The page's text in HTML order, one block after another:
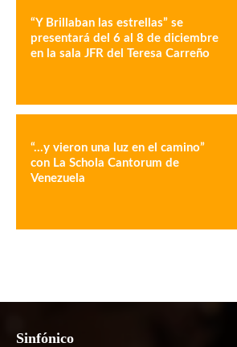
“Y Brillaban las estrellas” se
presentará del 6 al 8 de diciembre
en la sala JFR del Teresa Carreño
“…y vieron una luz en el camino”
con La Schola Cantorum de
Venezuela
Sinfónico